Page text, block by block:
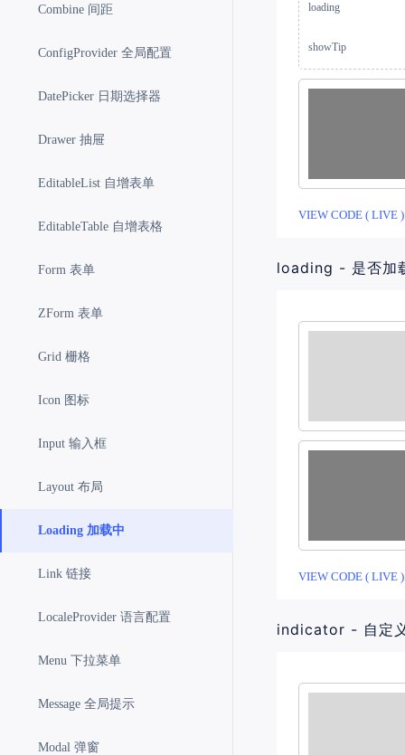
Combine 间距
ConfigProvider 全局配置
DatePicker 日期选择器
Drawer 抽屉
EditableList 自增表单
EditableTable 自增表格
Form 表单
ZForm 表单
Grid 栅格
Icon 图标
Input 输入框
Layout 布局
Loading 加载中
Link 链接
LocaleProvider 语言配置
Menu 下拉菜单
Message 全局提示
Modal 弹窗
loading
showTip
VIEW CODE ( LIVE )
loading - 是否加
VIEW CODE ( LIVE )
indicator - 自定